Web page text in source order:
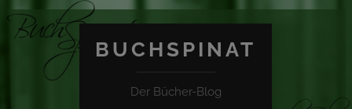
BUCHSPINAT
Der Bücher-Blog